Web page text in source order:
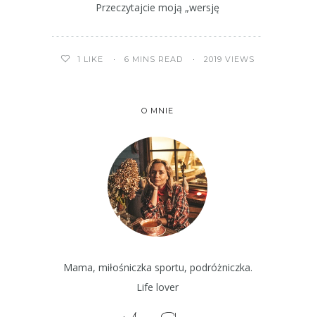
Przeczytajcie moją „wersję
1 LIKE 6 MINS READ 2019 VIEWS
O MNIE
Mama, miłośniczka sportu, podróżniczka.
Life lover